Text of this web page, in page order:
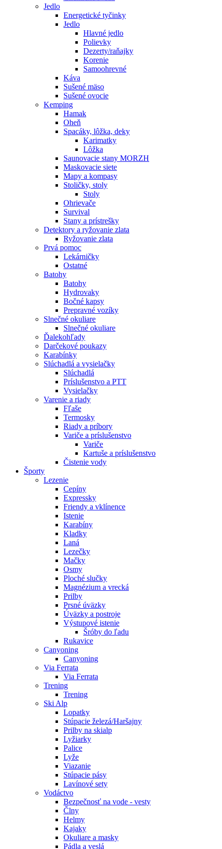
Jedlo
Energetické tyčinky
Jedlo
Hlavné jedlo
Polievky
Dezerty/raňajky
Korenie
Samoohrevné
Káva
Sušené mäso
Sušené ovocie
Kemping
Hamak
Oheň
Spacáky, lôžka, deky
Karimatky
Lôžka
Saunovacie stany MORZH
Maskovacie siete
Mapy a kompasy
Stoličky, stoly
Stoly
Ohrievače
Survival
Stany a prístrešky
Detektory a ryžovanie zlata
Ryžovanie zlata
Prvá pomoc
Lekárničky
Ostatné
Batohy
Batohy
Hydrovaky
Bočné kapsy
Prepravné vozíky
Slnečné okuliare
Slnečné okuliare
Ďalekohľady
Darčekové poukazy
Karabínky
Slúchadlá a vysielačky
Slúchadlá
Príslušenstvo a PTT
Vysielačky
Varenie a riady
Fľaše
Termosky
Riady a príbory
Variče a príslušenstvo
Variče
Kartuše a príslušenstvo
Čistenie vody
Športy
Lezenie
Cepíny
Expressky
Friendy a vklínence
Istenie
Karabíny
Kladky
Laná
Lezečky
Mačky
Osmy
Ploché slučky
Magnézium a vrecká
Prilby
Prsné úväzky
Úväzky a postroje
Výstupové istenie
Šróby do ľadu
Rukavice
Canyoning
Canyoning
Via Ferrata
Via Ferrata
Trening
Trening
Ski Alp
Lopatky
Stúpacie železá/Haršajny
Prilby na skialp
Lyžiarky
Palice
Lyže
Viazanie
Stúpacie pásy
Lavínové sety
Vodáctvo
Bezpečnosť na vode - vesty
Člny
Helmy
Kajaky
Okuliare a masky
Pádla a veslá